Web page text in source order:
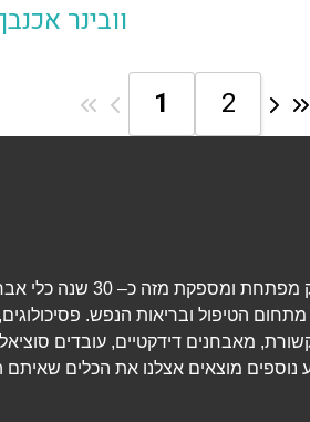
וובינר
1 2
חברת סייקטק מפתחת
הטיפול ובריאות הנפש.
מאבחנים דידקטיים, עובדים